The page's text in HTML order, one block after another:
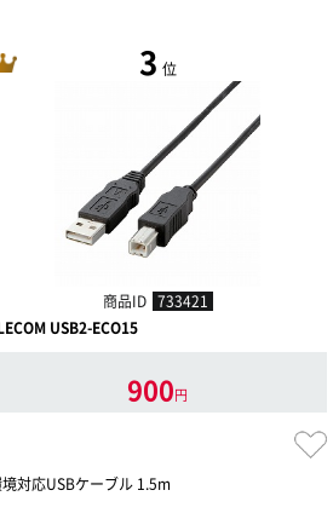
3 位
商品ID 733421
USB2-ECO15
900円
対応USBケーブル 1.5m